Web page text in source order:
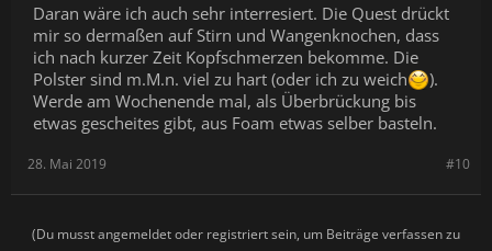
Daran wäre ich auch sehr interresiert. Die Quest drückt
mir so dermaßen auf Stirn und Wangenknochen, dass
ich nach kurzer Zeit Kopfschmerzen bekomme. Die
Polster sind m.M.n. viel zu hart (oder ich zu weich
).
Werde am Wochenende mal, als Überbrückung bis
etwas gescheites gibt, aus Foam etwas selber basteln.
#10
28. Mai 2019
(Du musst angemeldet oder registriert sein, um Beiträge verfassen zu